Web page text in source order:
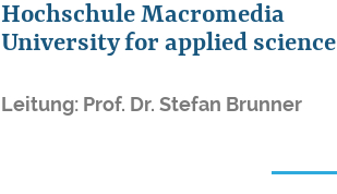
Hochschule Macromedia
University for applied science
Leitung: Prof. Dr. Stefan Brunner